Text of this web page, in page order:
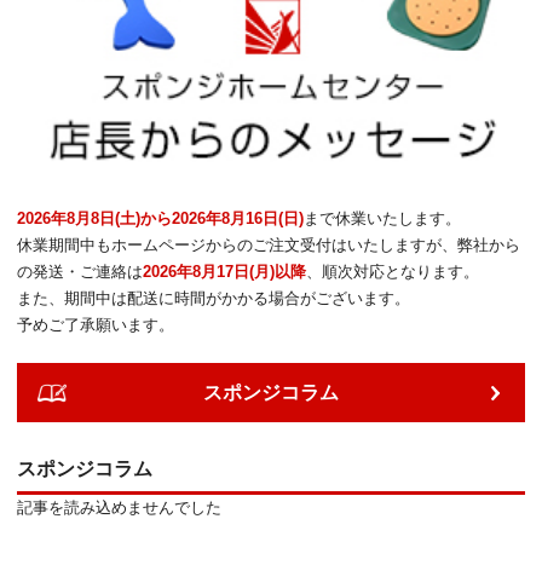
2026年8月8日(土)から2026年8月16日(日) まで休業いたします。
休業期間中もホームページからのご注文受付はいたしますが、弊社から
の発送・ご連絡は2026年8月17日(月)以降 、順次対応となります。
また、期間中は配送に時間がかかる場合がございます。
予めご了承願います。
スポンジコラム
スポンジコラム
記事を読み込めませんでした